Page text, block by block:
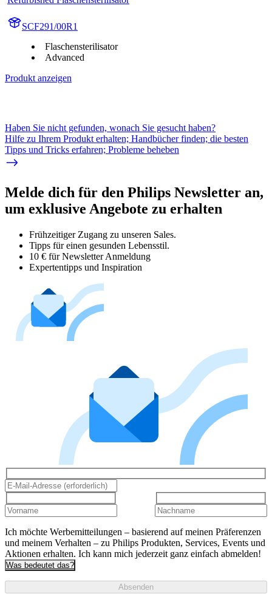
SCF291/00R1
Flaschensterilisator
Advanced
Produkt anzeigen
Haben Sie nicht gefunden, wonach Sie gesucht haben?
Hilfe zu Ihrem Produkt erhalten; Handbücher finden; die besten
Tipps und Tricks erfahren; Probleme beheben
Melde dich für den Philips Newsletter an,
um exklusive Angebote zu erhalten
Frühzeitiger Zugang zu unseren Sales.
Tipps für einen gesunden Lebensstil.
10 € für Newsletter Anmeldung
Expertentipps und Inspiration
Ich möchte Werbemitteilungen – basierend auf meinen Präferenzen
und meinem Verhalten – zu Philips Produkten, Services, Events und
Aktionen erhalten. Ich kann mich jederzeit ganz einfach abmelden!
Was bedeutet das?
Absenden